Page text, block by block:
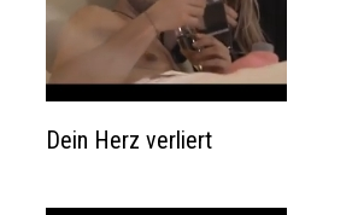
Dein Herz verliert